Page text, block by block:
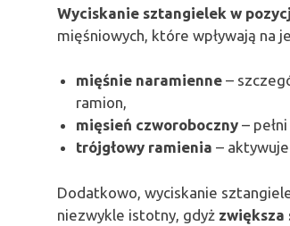
Wyciskanie sztangielek w
mięśniowych, które wpływają na
mięśnie naramienne –
ramion,
mięsień czworoboczny –
trójgłowy ramienia –
Dodatkowo, wyciskanie
niezwykle istotny, gdyż zwiększa